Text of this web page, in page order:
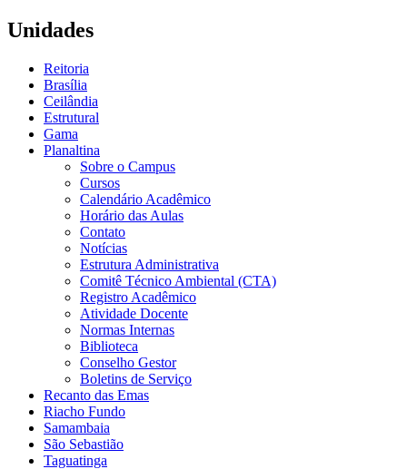
Unidades
Reitoria
Brasília
Ceilândia
Estrutural
Gama
Planaltina
Sobre o Campus
Cursos
Calendário Acadêmico
Horário das Aulas
Contato
Notícias
Estrutura Administrativa
Comitê Técnico Ambiental (CTA)
Registro Acadêmico
Atividade Docente
Normas Internas
Biblioteca
Conselho Gestor
Boletins de Serviço
Recanto das Emas
Riacho Fundo
Samambaia
São Sebastião
Taguatinga